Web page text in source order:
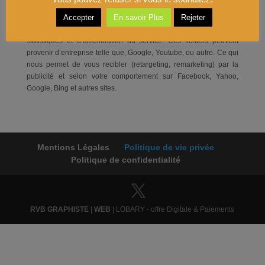
Dans certaines circonstances, des fichiers témoins tierces
peuvent être installés sur votre ordinateur à des fins de
statistiques et d’amélioration du service. Ces fichiers peuvent
provenir d’entreprise telle que, Google, Youtube, ou autre. Ce qui
nous permet de vous recibler (retargeting, remarketing) par la
publicité et selon votre comportement sur Facebook, Yahoo,
Google, Bing et autres sites.
Mentions Légales
Politique de vie privée
Politique de confidentialité
RVB GRAPHISTE |WEB | LOBARY - offre Digitale & Paiements
Accepter En savoir Plus Rejeter